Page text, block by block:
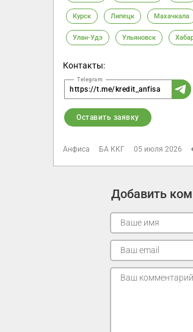
Курск Липецк Махачкала
Улан-Удэ Ульяновск
Контакты:
https://t.me/kredit_anfisa
Оставить заявку
Анфиса БА ККГ 05 июля 2026
Добавить